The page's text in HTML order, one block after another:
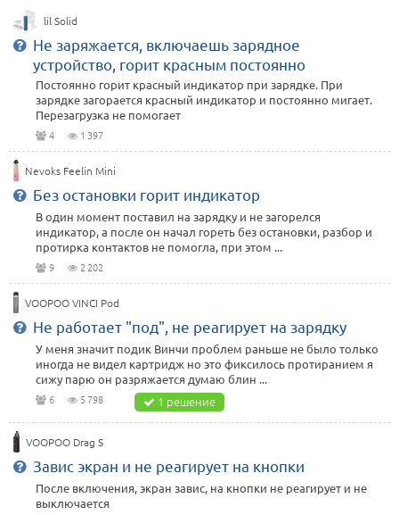
lil Solid
Не заряжается, включаешь зарядное
устройство, горит красным постоянно
Постоянно горит красный индикатор при зарядке. При
зарядке загорается красный индикатор и постоянно мигает.
Перезагрузка не помогает
4 1 397
Nevoks Feelin Mini
Без остановки горит индикатор
В один момент поставил на зарядку и не загорелся
индикатор, а после он начал гореть без остановки, разбор и
протирка контактов не помогла, при этом ...
9 2 202
VOOPOO VINCI Pod
Не работает "под", не реагирует на зарядку
У меня значит подик Винчи проблем раньше не было только
иногда не видел картридж но это фиксилось протиранием я
сижу парю он разряжается думаю блин ...
6 5 798 1 решение
VOOPOO Drag S
Завис экран и не реагирует на кнопки
После включения, экран завис, на кнопки не реагирует и не
выключается